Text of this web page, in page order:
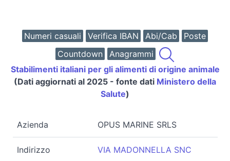
Numeri casuali Verifica IBAN Abi/Cab
Poste
Countdown
Anagrammi
Stabilimenti italiani per gli alimenti di origine animale
(Dati aggiornati al 2025 - fonte dati Ministero della
Salute)
Azienda OPUS MARINE SRLS
Indirizzo VIA MADONNELLA SNC